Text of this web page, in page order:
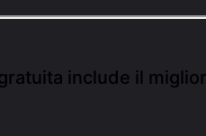
include il